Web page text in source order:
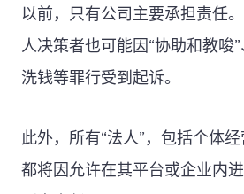
以前，只有公司主要承担责任
人决策者也可能因“协助和教唆”
洗钱等罪行受到起诉。
此外，所有“法人”，包括个体经
都将因允许在其平台或企业内